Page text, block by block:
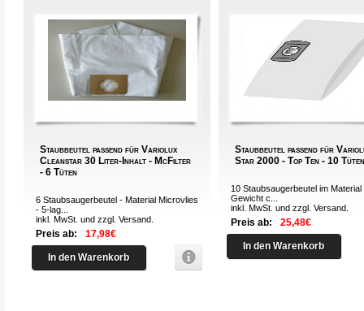
Staubbeutel passend für Variolux
Cleanstar 30 Liter-Inhalt - McFilter
- 6 Tüten
6 Staubsaugerbeutel - Material Microvlies
- 5-lag...
inkl. MwSt. und zzgl.Versand
Preis ab: 17,98€
In den Warenkorb
Staubbeutel passend für
Star 2000 - Top Ten - 10
10 Staubsaugerbeutel im Material
Gewicht c...
inkl. MwSt. und zzgl.Versand
Preis ab: 25,48€
In den Warenkorb